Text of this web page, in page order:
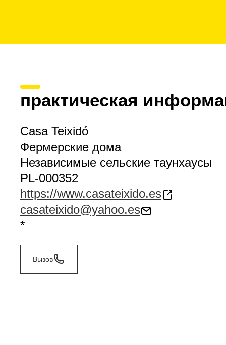
практическая
Casa Teixidó
Фермерские дома
Независимые сельские таунхаусы
PL-000352
https://www.casateixido.es
casateixido@yahoo.es
*
Вызов